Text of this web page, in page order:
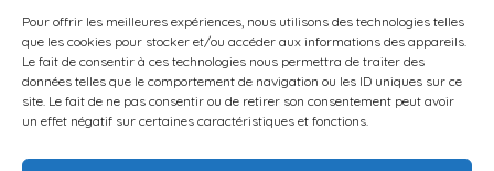
Pour offrir les meilleures expériences, nous utilisons des technologies telles
que les cookies pour stocker et/ou accéder aux informations des appareils.
Le fait de consentir à ces technologies nous permettra de traiter des
données telles que le comportement de navigation ou les ID uniques sur ce
site. Le fait de ne pas consentir ou de retirer son consentement peut avoir
un effet négatif sur certaines caractéristiques et fonctions.
refacture sous forme d’acompte mensuel. Une
fois par an, un relevé de régularisation compare
acomptes et consommation réelle : vous pouvez